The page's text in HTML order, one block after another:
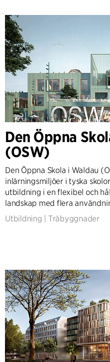
2021-2022
2010-2020
2000-2009
1923-1999
Danmark
Norge
Sverige
United Kingdom
Tyskland
Andra
Den Öppna
(OSW)
Den Öppna Skola i Waldau
inlärningsmiljöer i tyska
utbildning i en flexibel och
landskap med flera
Utbildning
Träbyggnader